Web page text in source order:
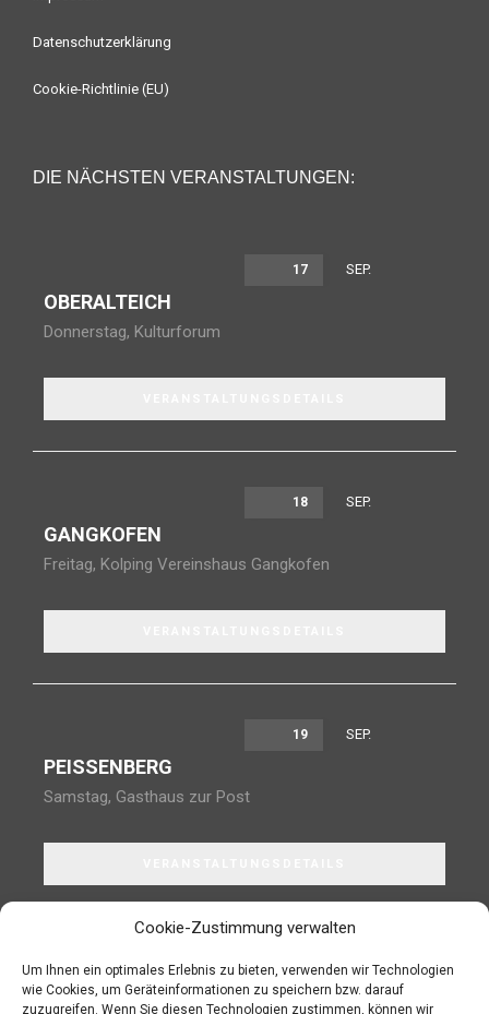
Cookie-Zustimmung verwalten
Um Ihnen ein optimales Erlebnis zu bieten, verwenden wir Technologien
wie Cookies, um Geräteinformationen zu speichern bzw. darauf
zuzugreifen. Wenn Sie diesen Technologien zustimmen, können wir
Datenschutzerklärung
Cookie-Richtlinie (EU)
DIE NÄCHSTEN VERANSTALTUNGEN:
17 SEP.
OBERALTEICH
Donnerstag, Kulturforum
18 SEP.
GANGKOFEN
Freitag, Kolping Vereinshaus Gangkofen
19 SEP.
PEISSENBERG
Samstag, Gasthaus zur Post
JETZT IN DEN NEWSLETTER EINTRAGEN!